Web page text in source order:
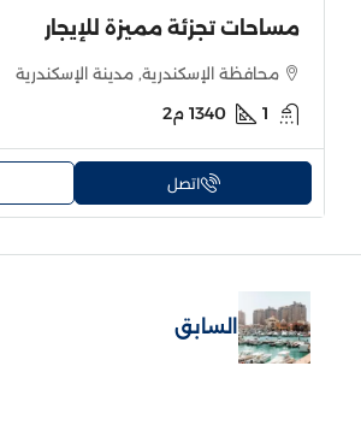
مساحات تجزئة مميزة للإيجار
محافظة الإسكندرية, مدينة الإسكندرية
1
1340 م2
اتصل
السابق